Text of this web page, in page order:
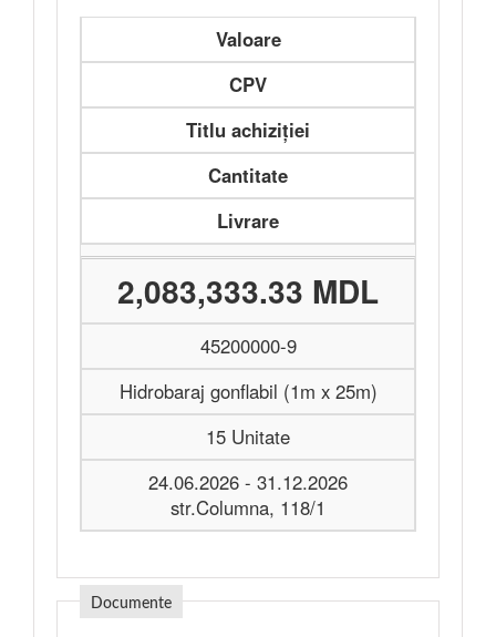
Valoare
CPV
Titlu achiziției
Cantitate
Livrare
2,083,333.33 MDL
45200000-9
Hidrobaraj gonflabil (1m x 25m)
15 Unitate
24.06.2026 - 31.12.2026
str.Columna, 118/1
Documente